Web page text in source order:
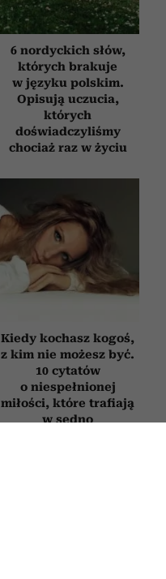
6 nordyckich słów,
których brakuje
w języku polskim.
Opisują uczucia,
których
doświadczyliśmy
chociaż raz w życiu
Kiedy kochasz kogoś,
z kim nie możesz być.
10 cytatów
o niespełnionej
miłości, które trafiają
w sedno